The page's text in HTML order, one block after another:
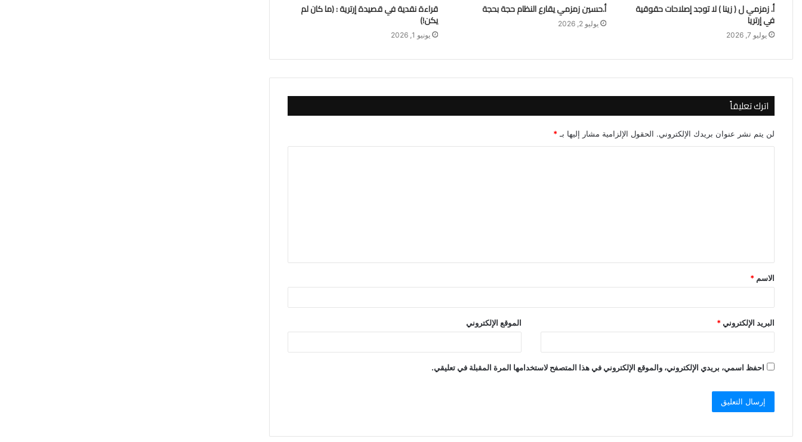
أ. زمزمي ل ( زينا ) لا توجد إصلاحات حقوقية
في إرتريا
يوليو 7, 2026
أ.حسين زمزمي يقارع النظام حجة بحجة
يوليو 2, 2026
قراءة نقدية في قصيدة إرترية : (ما كان لم
يكن!)
يونيو 1, 2026
اترك تعليقاً
لن يتم نشر عنوان بريدك الإلكتروني. الحقول الإلزامية مشار إليها بـ *
ق
*
الاسم *
البريد الإلكتروني* الموقع الإلكتروني
احفظ اسمي، بريدي الإلكتروني، والموقع الإلكتروني في هذا المتصفح لاستخدامها المرة المقبلة في تعليقي.